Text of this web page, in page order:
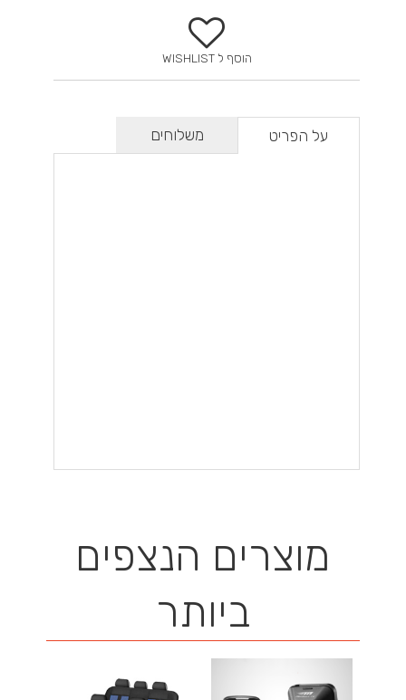
הוסף ל WISHLIST
על הפריט משלוחים
מוצרים הנצפים
ביותר